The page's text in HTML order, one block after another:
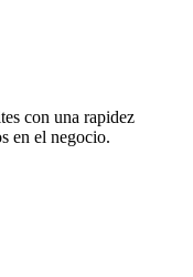
con una rapidez
en el negocio.